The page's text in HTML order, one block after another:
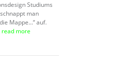
Studiums
man
Mappe…“ auf.
read more